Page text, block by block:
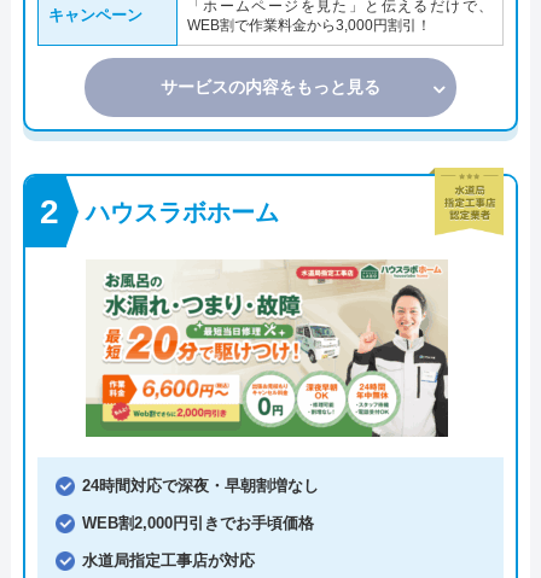
キャンペーン
「ホームページを見た」と伝えるだけで、
WEB割で作業料金から3,000円割引！
サービスの内容をもっと見る
ハウスラボホーム
24時間対応で深夜・早朝割増なし
WEB割2,000円引きでお手頃価格
水道局指定工事店が対応